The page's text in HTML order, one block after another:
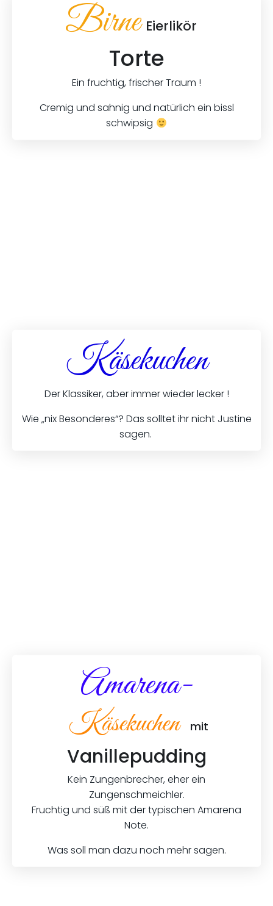
Birne Eierlikör
Torte
Ein fruchtig, frischer Traum !
Cremig und sahnig und natürlich ein bissl
schwipsig
Käsekuchen
Der Klassiker, aber immer wieder lecker !
Wie „nix Besonderes“? Das solltet ihr nicht Justine
sagen.
Amarena-
Käsekuchen mit
Vanillepudding
Kein Zungenbrecher, eher ein
Zungenschmeichler.
Fruchtig und süß mit der typischen Amarena
Note.
Was soll man dazu noch mehr sagen.